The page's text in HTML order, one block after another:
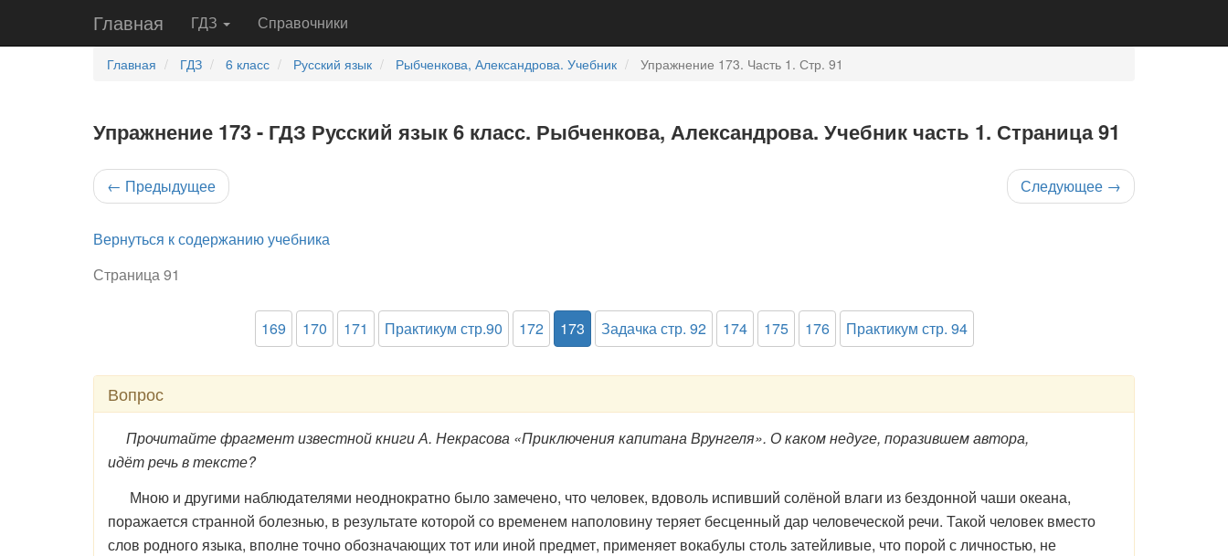
Главная ГДЗ Справочники
Главная ГДЗ 6 класс Русский язык Рыбченкова, Александрова. Учебник Упражнение 173. Часть 1. Стр. 91
Упражнение 173 - ГДЗ Русский язык 6 класс. Рыбченкова, Александрова. Учебник часть 1. Страница 91
← Предыдущее Следующее →
Вернуться к содержанию учебника
Страница 91
169 170 171 Практикум стр.90 172 173 Задачка стр. 92 174 175 176 Практикум стр. 94
Вопрос
Прочитайте фрагмент известной книги А. Некрасова «Приключения капитана Врунгеля». О каком недуге, поразившем автора,
идёт речь в тексте?
Мною и другими наблюдателями неоднократно было замечено, что человек, вдоволь испивший солёной влаги из бездонной чаши океана,
поражается странной болезнью, в результате которой со временем наполовину теряет бесценный дар человеческой речи. Такой человек вместо
слов родного языка, вполне точно обозначающих тот или иной предмет, применяет вокабулы столь затейливые, что порой с личностью, не